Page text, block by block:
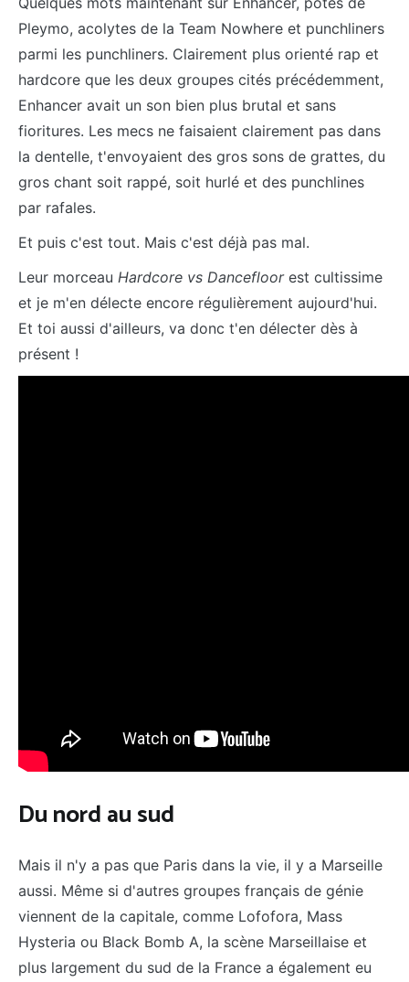
Pleymo, acolytes de la Team Nowhere et punchliners
parmi les punchliners. Clairement plus orienté rap et
hardcore que les deux groupes cités précédemment,
Enhancer avait un son bien plus brutal et sans
fioritures. Les mecs ne faisaient clairement pas dans
la dentelle, t'envoyaient des gros sons de grattes, du
gros chant soit rappé, soit hurlé et des punchlines
par rafales.
Et puis c'est tout. Mais c'est déjà pas mal.
Leur morceau Hardcore vs Dancefloorest cultissime
et je m'en délecte encore régulièrement aujourd'hui.
Et toi aussi d'ailleurs, va donc t'en délecter dès à
présent !
Du nord au sud
Mais il n'y a pas que Paris dans la vie, il y a Marseille
aussi. Même si d'autres groupes français de génie
viennent de la capitale, comme Lofofora, Mass
Hysteria ou Black Bomb A, la scène Marseillaise et
plus largement du sud de la France a également eu